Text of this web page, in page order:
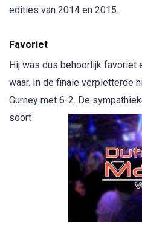
edities van 2014 en 2015.
Favoriet
Hij was dus behoorlijk favoriet
waar. In de finale verpletterde
Gurney met 6-2. De sympathie
soort